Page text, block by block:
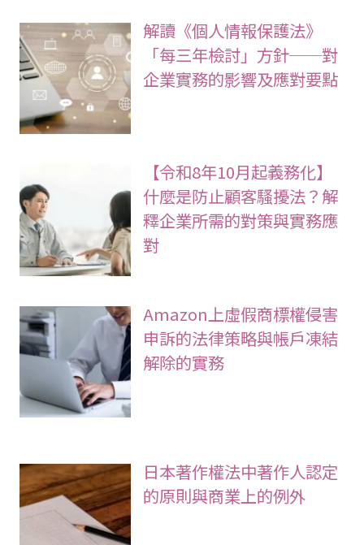
解讀《個人情報保護法》
「每三年檢討」方針──對
企業實務的影響及應對要點
【令和8年10月起義務化】
什麼是防止顧客騷擾法？解
釋企業所需的對策與實務應
對
Amazon上虛假商標權侵害
申訴的法律策略與帳戶凍結
解除的實務
日本著作權法中著作人認定
的原則與商業上的例外